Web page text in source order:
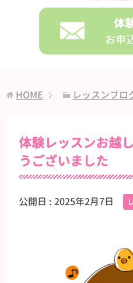
体
お申
HOME レッスンブロ
体験レッスンお越
うございました
公開日 :2025年2月7日